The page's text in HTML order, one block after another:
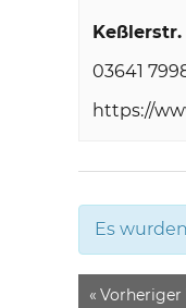
Keßlerstr.
03641
https://
Es
« Vorheriger